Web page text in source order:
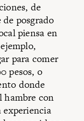
de
posgrado
piensa en
para comer
pesos, o
donde
hambre con